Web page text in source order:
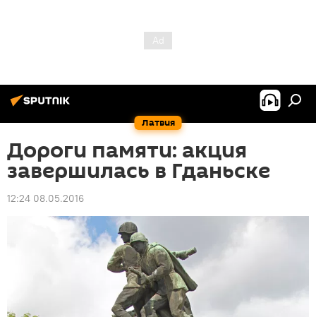
Латвия
Дороги памяти: акция
завершилась в Гданьске
12:24 08.05.2016